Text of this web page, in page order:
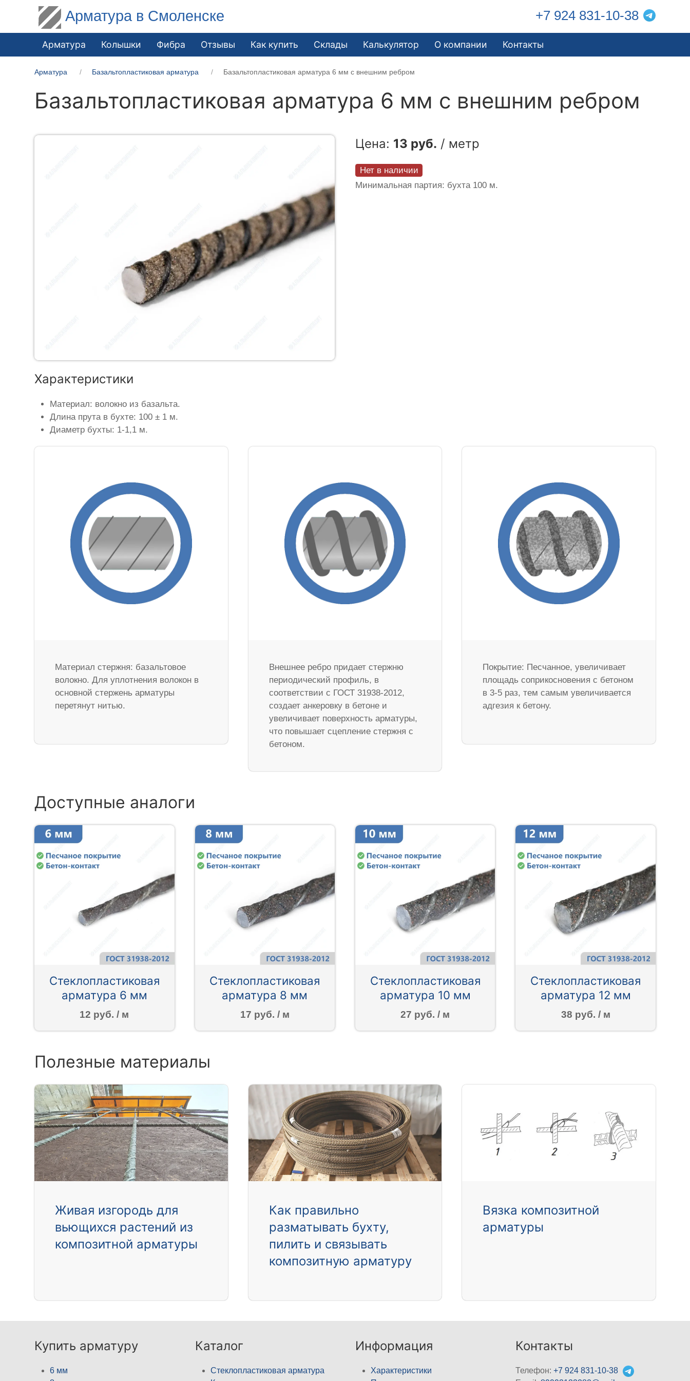
Арматура в Смоленске +7 924 831-10-38
Арматура Колышки Фибра Отзывы Как купить Склады Калькулятор О компании Контакты
Арматура Базальтопластиковая арматура Базальтопластиковая арматура 6 мм с внешним ребром
Базальтопластиковая арматура 6 мм с внешним ребром
Цена: 13 руб. / метр
Нет в наличии
Минимальная партия: бухта 100 м.
Характеристики
Материал: волокно из базальта.
Длина прута в бухте: 100 ± 1 м.
Диаметр бухты: 1-1,1 м.
Материал стержня: базальтовое
волокно. Для уплотнения волокон в
основной стержень арматуры
перетянут нитью.
Внешнее ребро придает стержню
периодический профиль, в
соответствии с ГОСТ 31938-2012,
создает анкеровку в бетоне и
увеличивает поверхность арматуры,
что повышает сцепление стержня с
бетоном.
Покрытие: Песчанное, увеличивает
площадь соприкосновения с бетоном
в 3-5 раз, тем самым увеличивается
адгезия к бетону.
Доступные аналоги
Стеклопластиковая
арматура 6 мм
12 руб. / м
Стеклопластиковая
арматура 8 мм
17 руб. / м
Стеклопластиковая
арматура 10 мм
27 руб. / м
Стеклопластиковая
арматура 12 мм
38 руб. / м
Полезные материалы
Живая изгородь для
вьющихся растений из
композитной арматуры
Как правильно
разматывать бухту,
пилить и связывать
композитную арматуру
Вязка композитной
арматуры
Купить арматуру
6 мм
Каталог
Стеклопластиковая арматура
Информация
Характеристики
Контакты
Телефон:+7 924 831-10-38